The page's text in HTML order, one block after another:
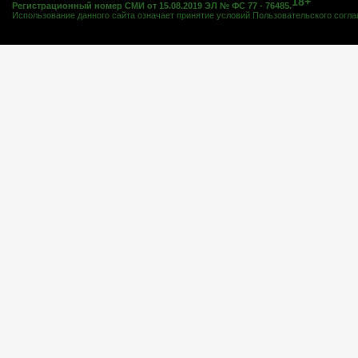
Регистрационный номер СМИ от 15.08.2019 ЭЛ № ФС 77 - 76485.
Использование данного сайта означает принятие условий Пользовательского